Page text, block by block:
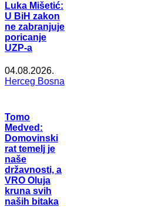
Luka Mišetić:
U BiH zakon
ne zabranjuje
poricanje
UZP-a
04.08.2026.
Herceg Bosna
Tomo
Medved:
Domovinski
rat temelj je
naše
državnosti, a
VRO Oluja
kruna svih
naših bitaka